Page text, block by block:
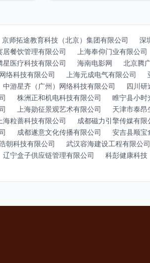
京师拓途教育科技（北京）集团有限公司 深
居餐饮管理有限公司 上海奉仰门业有限公司
星医疗科技有限公司 海南电影网 北京腾
络科技有限公司 上海元成电气有限公司
中游星齐（广州）网络科技有限公司 四川研
株洲正和机电科技有限公司 睢宁县小时
上海勋征景观艺术有限公司 天津市泰昂
海粒蔷科技有限公司 成都磁力引擎传媒有限
成都遂意文化传播有限公司 安吉县顺宝
朝科技有限公司 武汉容海建设工程有限公司
辽宁盒子供应链管理有限公司 科彭健康科技